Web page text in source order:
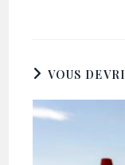
VOUS